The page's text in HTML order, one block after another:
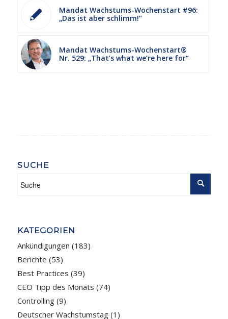
Mandat Wachstums-Wochenstart #96:
„Das ist aber schlimm!“
Mandat Wachstums-Wochenstart®
Nr. 529: „That’s what we’re here for“
SUCHE
KATEGORIEN
Ankündigungen (183)
Berichte (53)
Best Practices (39)
CEO Tipp des Monats (74)
Controlling(9)
Deutscher Wachstumstag(1)